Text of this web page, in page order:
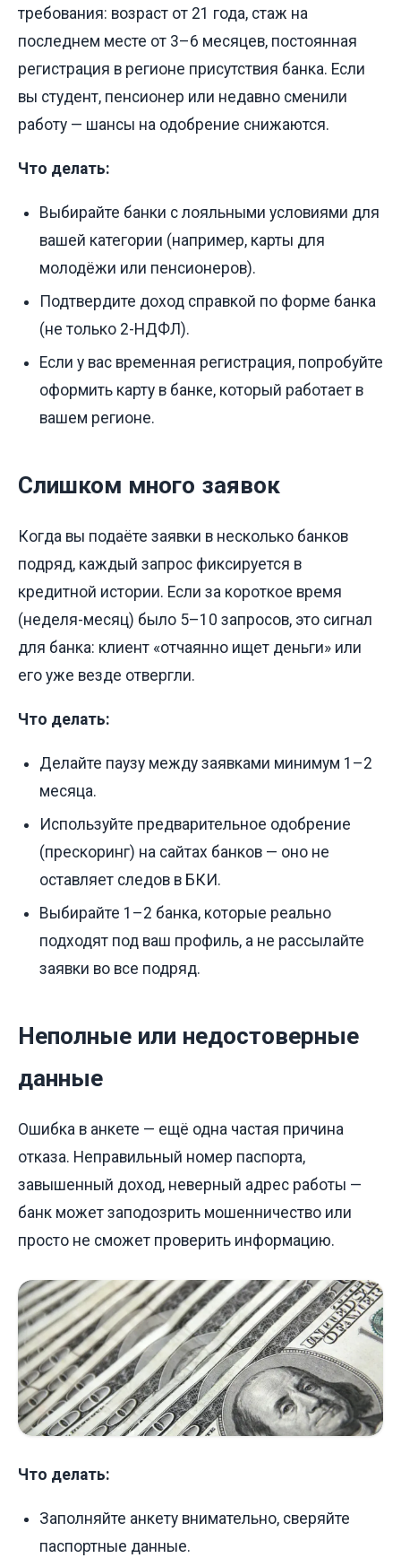
требования: возраст от 21 года, стаж на
последнем месте от 3–6 месяцев, постоянная
регистрация в регионе присутствия банка. Если
вы студент, пенсионер или недавно сменили
работу — шансы на одобрение снижаются.
Что делать:
Выбирайте банки с лояльными условиями для
вашей категории (например, карты для
молодёжи или пенсионеров).
Подтвердите доход справкой по форме банка
(не только 2-НДФЛ).
Если у вас временная регистрация, попробуйте
оформить карту в банке, который работает в
вашем регионе.
Слишком много заявок
Когда вы подаёте заявки в несколько банков
подряд, каждый запрос фиксируется в
кредитной истории. Если за короткое время
(неделя-месяц) было 5–10 запросов, это сигнал
для банка: клиент «отчаянно ищет деньги» или
его уже везде отвергли.
Что делать:
Делайте паузу между заявками минимум 1–2
месяца.
Используйте предварительное одобрение
(прескоринг) на сайтах банков — оно не
оставляет следов в БКИ.
Выбирайте 1–2 банка, которые реально
подходят под ваш профиль, а не рассылайте
заявки во все подряд.
Неполные или недостоверные
данные
Ошибка в анкете — ещё одна частая причина
отказа. Неправильный номер паспорта,
завышенный доход, неверный адрес работы —
банк может заподозрить мошенничество или
просто не сможет проверить информацию.
Что делать:
Заполняйте анкету внимательно, сверяйте
паспортные данные.